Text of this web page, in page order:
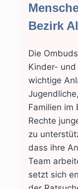
Bezirk
Die
Kinder- und
wichtige
Familien im
Rechte
zu
dass ihre
Team
setzt sich